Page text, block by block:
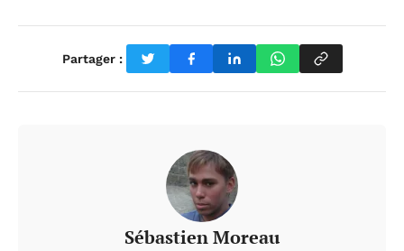
Partager :
Sébastien Moreau